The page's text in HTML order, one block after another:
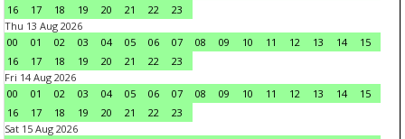
16
17 18 19 20 21 22
23
Thu 13 Aug 2026
00
01 02 03 04 05 06 07 08 09 10 11 12 13 14
15
16
17 18 19 20 21 22
23
Fri 14 Aug 2026
00
01 02 03 04 05 06 07 08 09 10 11 12 13 14
15
16
17 18 19 20 21 22
23
Sat 15 Aug 2026